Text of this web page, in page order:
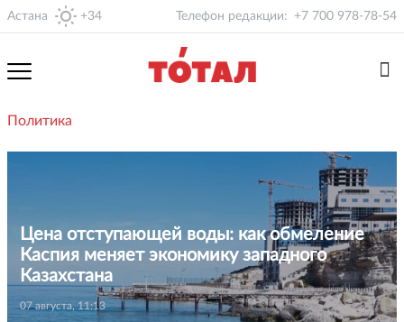
Астана +34 Телефон редакции: +7 700 978-78-54
Политика
Цена отступающей воды: как обмеление
Каспия меняет экономику западного
Казахстана
07 августа, 11:13